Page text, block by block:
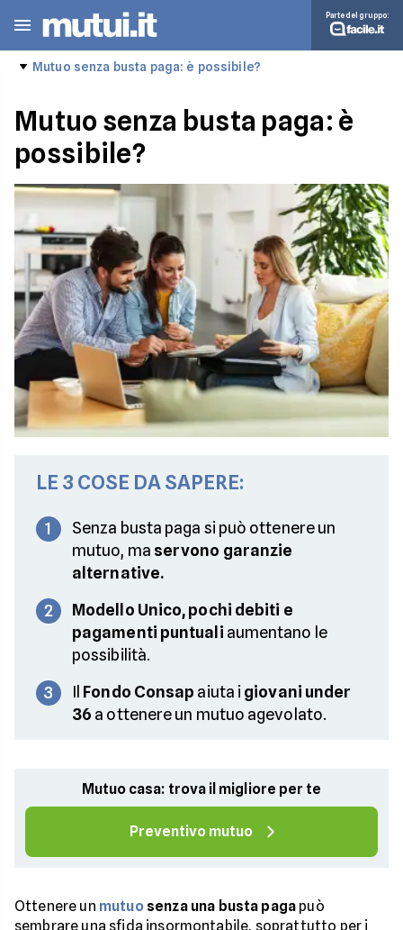
Parte del gruppo:
Mutuo senza busta paga: è possibile?
Mutuo senza busta paga: è
possibile?
LE 3 COSE DA SAPERE:
1
Senza busta paga si può ottenere un
mutuo, ma servono garanzie
alternative.
2
Modello Unico, pochi debiti e
pagamenti puntuali aumentano le
possibilità.
3 Il Fondo Consap aiuta i giovani under
36 a ottenere un mutuo agevolato.
Mutuo casa: trova il migliore per te
Preventivo mutuo
Ottenere un mutuo senza una busta paga può
sembrare una sfida insormontabile, soprattutto per i